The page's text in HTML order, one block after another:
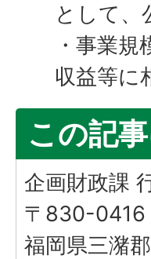
として、
・事業
収益等に
この記
企画財政課
〒830-0416
福岡県三潴